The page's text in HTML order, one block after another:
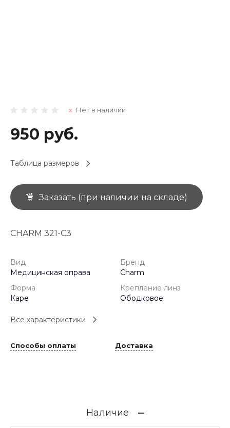
Нет в наличии
950 руб.
Таблица размеров
Заказать (при наличии на складе)
CHARM 321-C3
Вид
Медицинская оправа
Бренд
Charm
Форма
Каре
Крепление линз
Ободковое
Все характеристики
Способы оплаты Доставка
Наличие